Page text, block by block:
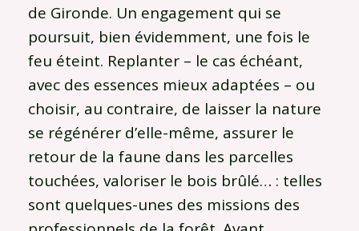
de Gironde. Un engagement qui se
poursuit, bien évidemment, une fois le
feu éteint. Replanter – le cas échéant,
avec des essences mieux adaptées – ou
choisir, au contraire, de laisser la nature
se régénérer d’elle-même, assurer le
retour de la faune dans les parcelles
touchées, valoriser le bois brûlé… : telles
sont quelques-unes des missions des